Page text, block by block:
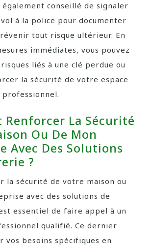
également conseillé de signaler
à la police pour documenter
tout risque ultérieur. En
immédiates, vous pouvez
liés à une clé perdue ou
la sécurité de votre espace
Renforcer La Sécurité
Ou De Mon
Avec Des Solutions
?
la sécurité de votre maison ou
avec des solutions de
essentiel de faire appel à un
qualifié. Ce dernier
vos besoins spécifiques en